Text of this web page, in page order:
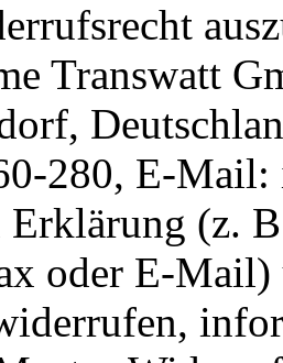
Transwatt
280, E-
Erklärung (z.
oder E-Mail)